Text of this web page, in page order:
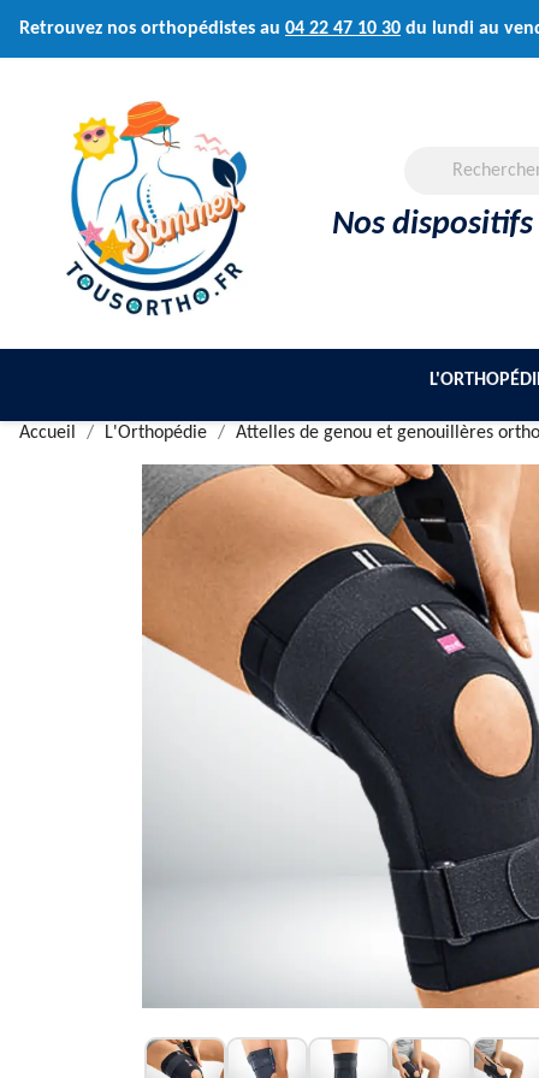
Retrouvez nos orthopédistes au 04 22 47 10 30 du lundi au
Nos
Accueil L'Orthopédie Attelles de genou et genouillères